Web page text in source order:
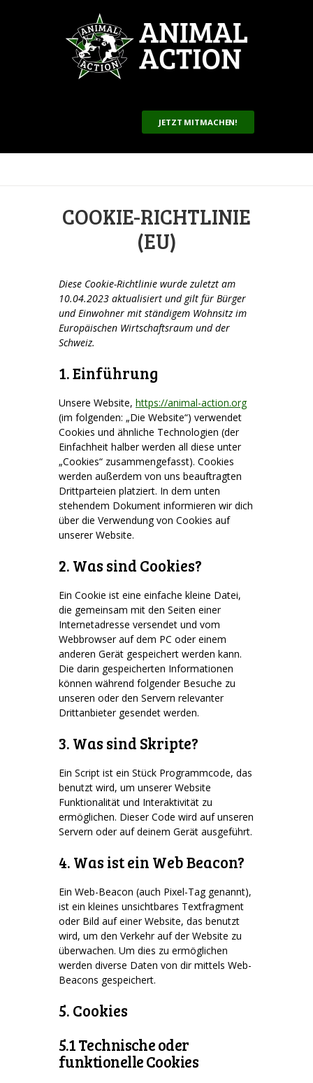
JETZT MITMACHEN!
COOKIE-RICHTLINIE
(EU)
Diese Cookie-Richtlinie wurde zuletzt am
10.04.2023 aktualisiert und gilt für Bürger
und Einwohner mit ständigem Wohnsitz im
Europäischen Wirtschaftsraum und der
Schweiz.
1. Einführung
Unsere Website, https://animal-action.org
(im folgenden: „Die Website“) verwendet
Cookies und ähnliche Technologien (der
Einfachheit halber werden all diese unter
„Cookies“ zusammengefasst). Cookies
werden außerdem von uns beauftragten
Drittparteien platziert. In dem unten
stehendem Dokument informieren wir dich
über die Verwendung von Cookies auf
unserer Website.
2. Was sind Cookies?
Ein Cookie ist eine einfache kleine Datei,
die gemeinsam mit den Seiten einer
Internetadresse versendet und vom
Webbrowser auf dem PC oder einem
anderen Gerät gespeichert werden kann.
Die darin gespeicherten Informationen
können während folgender Besuche zu
unseren oder den Servern relevanter
Drittanbieter gesendet werden.
3. Was sind Skripte?
Ein Script ist ein Stück Programmcode, das
benutzt wird, um unserer Website
Funktionalität und Interaktivität zu
ermöglichen. Dieser Code wird auf unseren
Servern oder auf deinem Gerät ausgeführt.
4. Was ist ein Web Beacon?
Ein Web-Beacon (auch Pixel-Tag genannt),
ist ein kleines unsichtbares Textfragment
oder Bild auf einer Website, das benutzt
wird, um den Verkehr auf der Website zu
überwachen. Um dies zu ermöglichen
werden diverse Daten von dir mittels Web-
Beacons gespeichert.
5. Cookies
5.1 Technische oder
funktionelle Cookies